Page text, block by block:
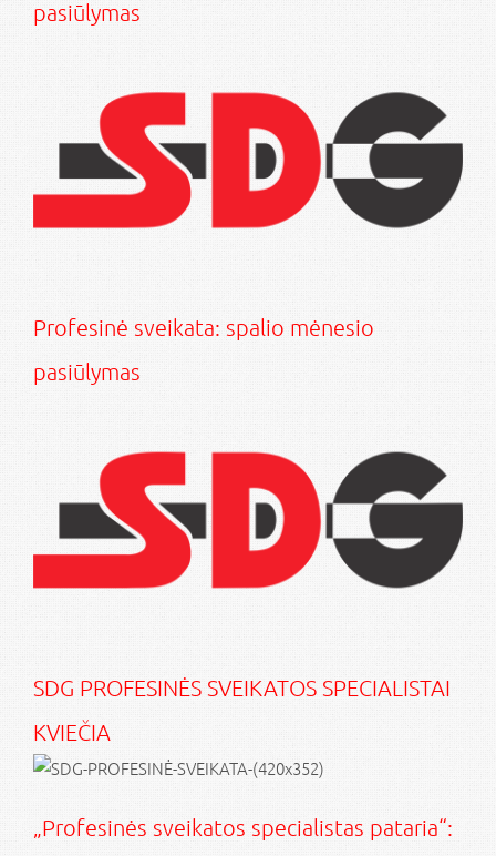
pasiūlymas
Profesinė sveikata: spalio mėnesio
pasiūlymas
SDG PROFESINĖS SVEIKATOS SPECIALISTAI
KVIEČIA
„Profesinės sveikatos specialistas pataria“: